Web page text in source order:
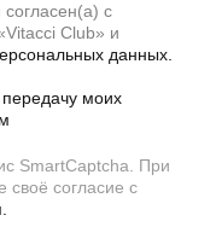
с
Club» и
данных.
передачу моих
SmartCaptcha. При
своё согласие с